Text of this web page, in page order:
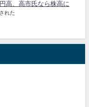
高、高市氏なら株高に
れた